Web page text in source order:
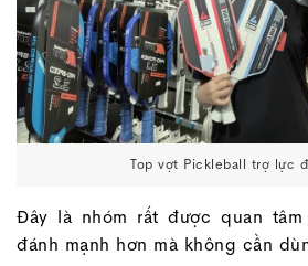
Top vợt Pickleball trợ lực
Đây là nhóm rất được quan
đánh mạnh hơn mà không cần